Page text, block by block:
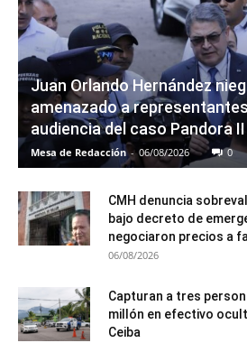
Juan Orlando Hernández
amenazado a representantes
audiencia del caso Pandora II
Mesa de Redacción - 06/08/2026 0
CMH denuncia
bajo decreto de
negociaron precios a
06/08/2026
Capturan a tres
millón en efectivo
Ceiba